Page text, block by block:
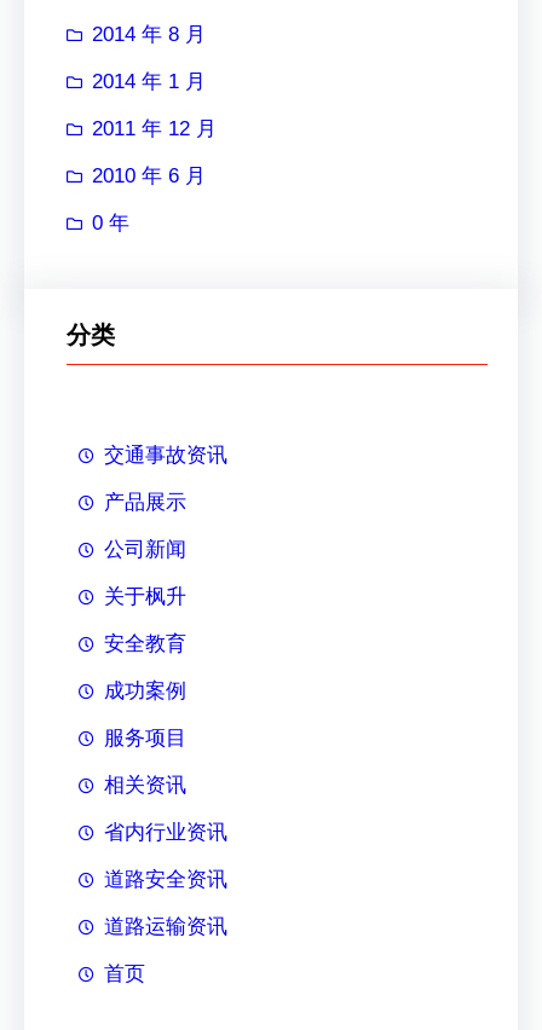
2014 年 8 月
2014 年 1 月
2011 年 12 月
2010 年 6 月
0 年
分类
交通事故资讯
产品展示
公司新闻
关于枫升
安全教育
成功案例
服务项目
相关资讯
省内行业资讯
道路安全资讯
道路运输资讯
首页